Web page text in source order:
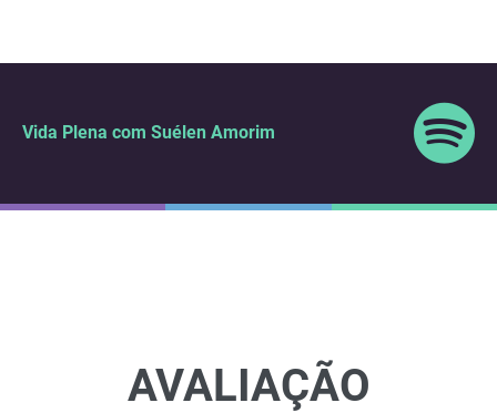
Vida Plena com Suélen Amorim
AVALIAÇÃO